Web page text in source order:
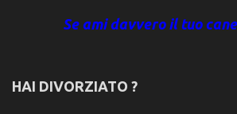
Se ami davvero il tuo
HAI DIVORZIATO ?